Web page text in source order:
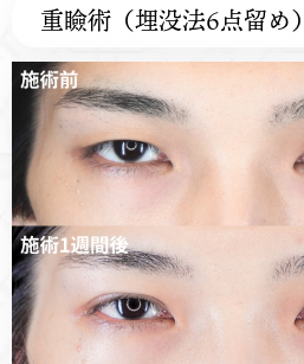
重瞼術（埋没法6点留め）